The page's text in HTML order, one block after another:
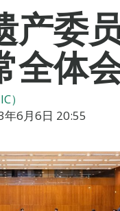
产委
全体
）
年6月6日 20:55